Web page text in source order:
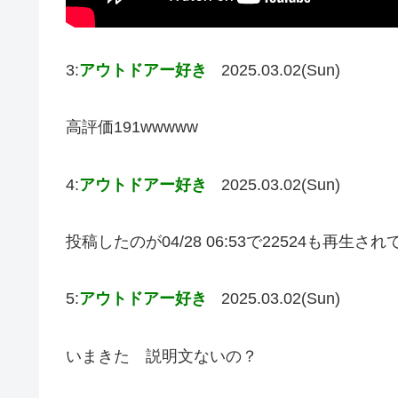
3:アウトドアー好き 2025.03.02(Sun)
高評価191wwwww
4:アウトドアー好き 2025.03.02(Sun)
投稿したのが04/28 06:53で22524も再生され
5:アウトドアー好き 2025.03.02(Sun)
いまきた 説明文ないの？